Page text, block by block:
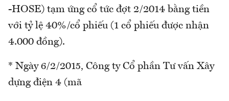
-HOSE) tạm ứng cổ tức đợt 2/2014 bằng tiền
với tỷ lệ 40%/cổ phiếu (1 cổ phiếu được nhận
4.000 đồng).
* Ngày 6/2/2015, Công ty Cổ phần Tư vấn Xây
dựng điện 4 (mã